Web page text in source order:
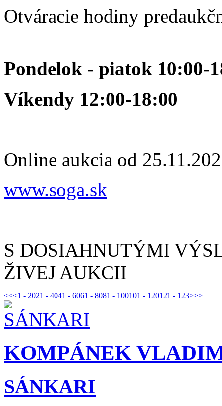
Otváracie hodiny
Pondelok - piatok 10:00-
Víkendy 12:00-18:00
Online aukcia od
www.soga.sk
S DOSIAHNUTÝMI
ŽIVEJ AUKCII
<<<1 - 2021 - 4041 - 6061 - 8081 - 100101 - 120121 - 123>>>
KOMPÁNEK
SÁNKARI